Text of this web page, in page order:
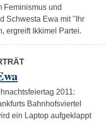
Feminismus und
Schwesta Ewa mit "Ihr
ergreift Ikkimel Partei.
2011:
Bahnhofsviertel
ein Laptop aufgeklappt